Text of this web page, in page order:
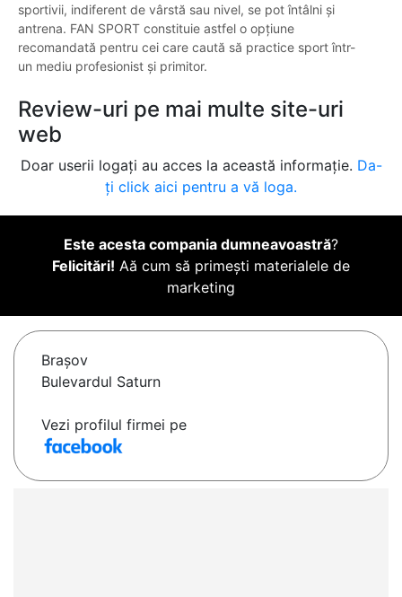
sportivii, indiferent de vârstă sau nivel, se pot întâlni și
antrena. FAN SPORT constituie astfel o opțiune
recomandată pentru cei care caută să practice sport într-
un mediu profesionist și primitor.
Review-uri pe mai multe site-uri
web
Doar userii logați au acces la această informație. Da-
ți click aici pentru a vă loga.
Este acesta compania dumneavoastră?
Felicitări! Aă cum să primești materialele de
marketing
Braşov
Bulevardul Saturn
Vezi profilul firmei pe